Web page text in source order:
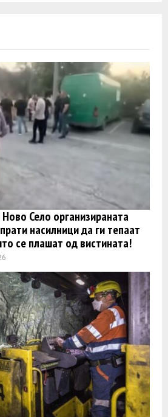
Село организираната
насилници да ги тепаат
се плашат од вистината!